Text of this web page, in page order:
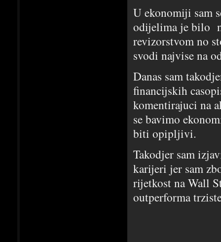
U ekonomiji sam
odijelima je bilo
revizorstvom no
svodi najvise na
Danas sam
financijskih
komentirajuci na
se bavimo
biti opipljivi.
Takodjer sam
karijeri jer sam
rijetkost na Wall
outperforma